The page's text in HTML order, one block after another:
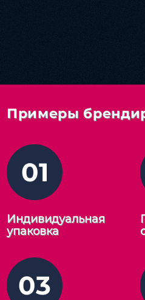
Примеры
01
Индивидуальная
упаковка
03